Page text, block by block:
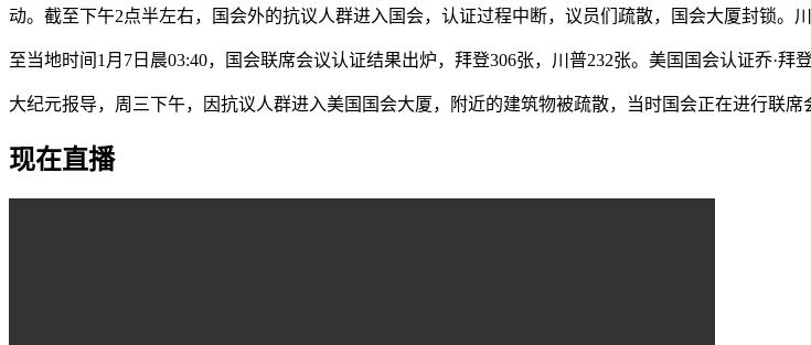
动。截至下午2点半左右，国会外的抗议人群进入国会，认证过程中断，议员们疏散，国会大厦封锁。
至当地时间1月7日晨03:40，国会联席会议认证结果出炉，拜登306张，川普232张。美国国会认证乔·拜
大纪元报导，周三下午，因抗议人群进入美国国会大厦，附近的建筑物被疏散，当时国会正在进行联
现在直播